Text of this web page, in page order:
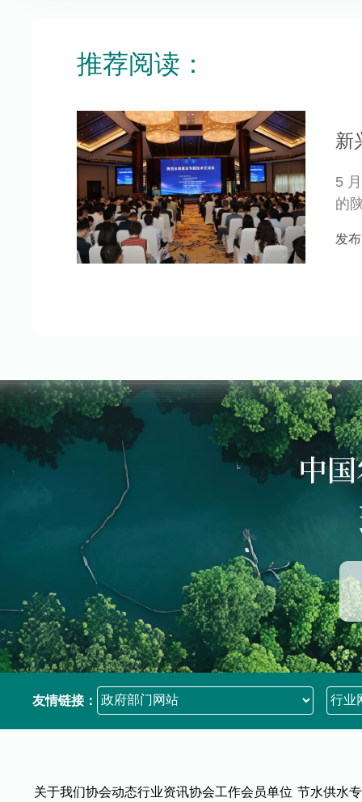
推荐阅读：
新
5
的
发
友情链接：
关于我们协会动态行业资讯协会工作会员单位 节水供水